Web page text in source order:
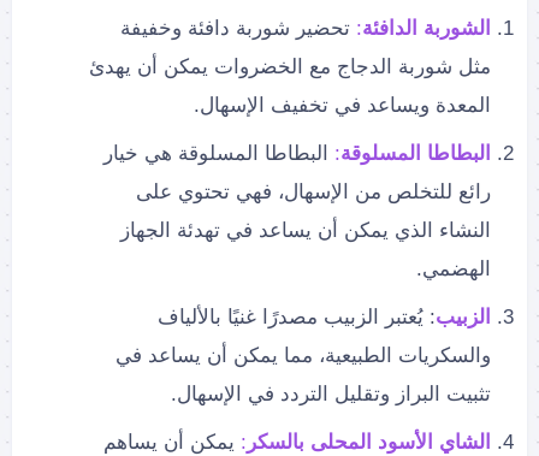
الشوربة الدافئة: تحضير شوربة دافئة وخفيفة
مثل شوربة الدجاج مع الخضروات يمكن أن يهدئ
المعدة ويساعد في تخفيف الإسهال.
البطاطا المسلوقة:
البطاطا المسلوقة هي خيار
رائع للتخلص من الإسهال، فهي تحتوي على
النشاء الذي يمكن أن يساعد في تهدئة الجهاز
الهضمي.
الزبيب: يُعتبر الزبيب مصدرًا غنيًا بالألياف
والسكريات الطبيعية، مما يمكن أن يساعد في
تثبيت البراز وتقليل التردد في الإسهال.
الشاي الأسود المحلى بالسكر : يمكن أن يساهم